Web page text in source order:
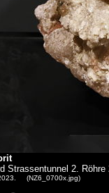
Strassentunnel 2.
(NZ6_0700x.jpg)